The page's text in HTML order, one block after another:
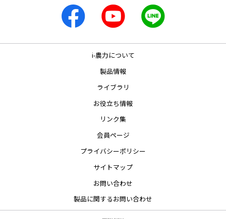
i-農力について
製品情報
ライブラリ
お役立ち情報
リンク集
会員ページ
プライバシーポリシー
サイトマップ
お問い合わせ
製品に関するお問い合わせ